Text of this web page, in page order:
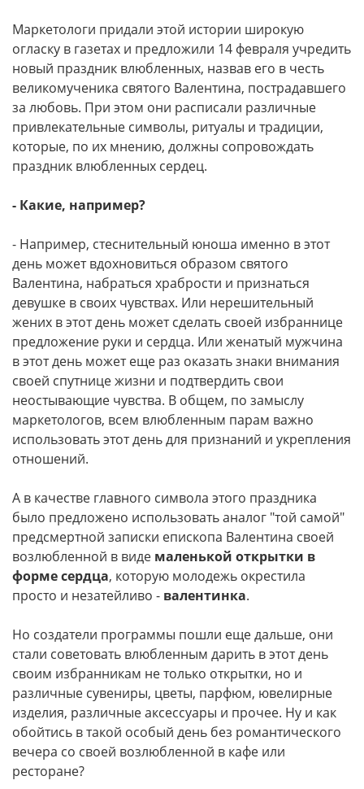
Маркетологи придали этой истории широкую
огласку в газетах и предложили 14 февраля учредить
новый праздник влюбленных, назвав его в честь
великомученика святого Валентина, пострадавшего
за любовь. При этом они расписали различные
привлекательные символы, ритуалы и традиции,
которые, по их мнению, должны сопровождать
праздник влюбленных сердец.
- Какие, например?
- Например, стеснительный юноша именно в этот
день может вдохновиться образом святого
Валентина, набраться храбрости и признаться
девушке в своих чувствах. Или нерешительный
жених в этот день может сделать своей избраннице
предложение руки и сердца. Или женатый мужчина
в этот день может еще раз оказать знаки внимания
своей спутнице жизни и подтвердить свои
неостывающие чувства. В общем, по замыслу
маркетологов, всем влюбленным парам важно
использовать этот день для признаний и укрепления
отношений.
А в качестве главного символа этого праздника
было предложено использовать аналог "той самой"
предсмертной записки епископа Валентина своей
возлюбленной в виде маленькой открытки в
форме сердца, которую молодежь окрестила
просто и незатейливо - валентинка.
Но создатели программы пошли еще дальше, они
стали советовать влюбленным дарить в этот день
своим избранникам не только открытки, но и
различные сувениры, цветы, парфюм, ювелирные
изделия, различные аксессуары и прочее. Ну и как
обойтись в такой особый день без романтического
вечера со своей возлюбленной в кафе или
ресторане?